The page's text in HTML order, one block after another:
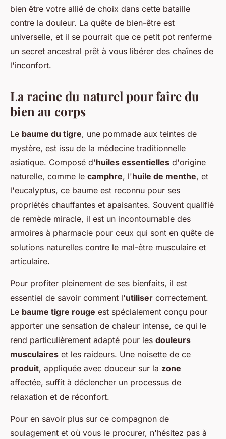
bien être votre allié de choix dans cette bataille
contre la douleur. La quête de bien-être est
universelle, et il se pourrait que ce petit pot renferme
un secret ancestral prêt à vous libérer des chaînes de
l'inconfort.
La racine du naturel pour faire du
bien au corps
Le baume du tigre, une pommade aux teintes de
mystère, est issu de la médecine traditionnelle
asiatique. Composé d'huiles essentielles d'origine
naturelle, comme le camphre, l'huile de menthe, et
l'eucalyptus, ce baume est reconnu pour ses
propriétés chauffantes et apaisantes. Souvent qualifié
de remède miracle, il est un incontournable des
armoires à pharmacie pour ceux qui sont en quête de
solutions naturelles contre le mal-être musculaire et
articulaire.
Pour profiter pleinement de ses bienfaits, il est
essentiel de savoir comment l'utiliser correctement.
Le baume tigre rouge est spécialement conçu pour
apporter une sensation de chaleur intense, ce qui le
rend particulièrement adapté pour les douleurs
musculaires et les raideurs. Une noisette de ce
produit, appliquée avec douceur sur la zone
affectée, suffit à déclencher un processus de
relaxation et de réconfort.
Pour en savoir plus sur ce compagnon de
soulagement et où vous le procurer, n'hésitez pas à